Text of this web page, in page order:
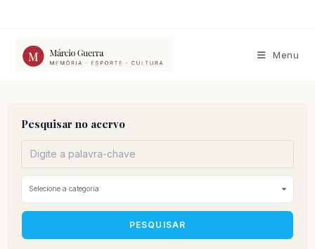
conteúdo
Menu
Pesquisar no acervo
PESQUISAR